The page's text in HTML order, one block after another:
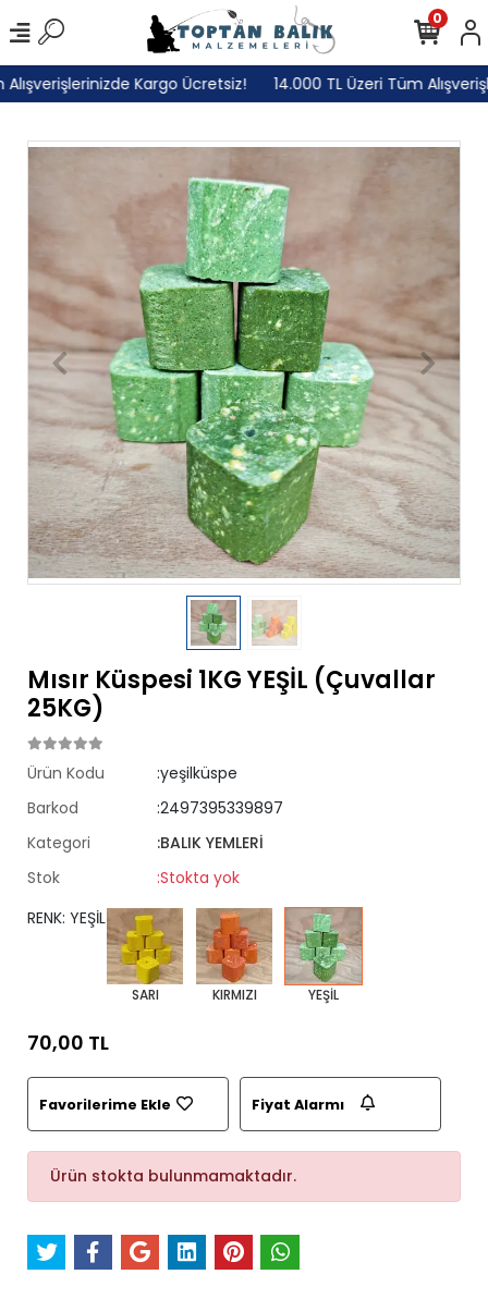
Kargo Ücretsiz! 14.000 TL Üzeri Tüm
0
Mısır Küspesi 1KG YEŞİL (Çuvallar
25KG)
Ürün Kodu
:yeşilküspe
Barkod
:2497395339897
Kategori
:BALIK YEMLERİ
Stok
:Stokta yok
RENK: YEŞİL
SARI KIRMIZI YEŞİL
70,00 TL
Favorilerime Ekle Fiyat Alarmı
Ürün stokta bulunmamaktadır.